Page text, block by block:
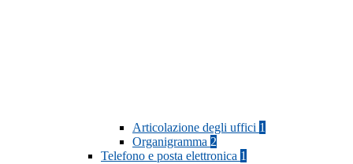
Articolazione degli uffici 1
Organigramma 2
Telefono e posta elettronica 1